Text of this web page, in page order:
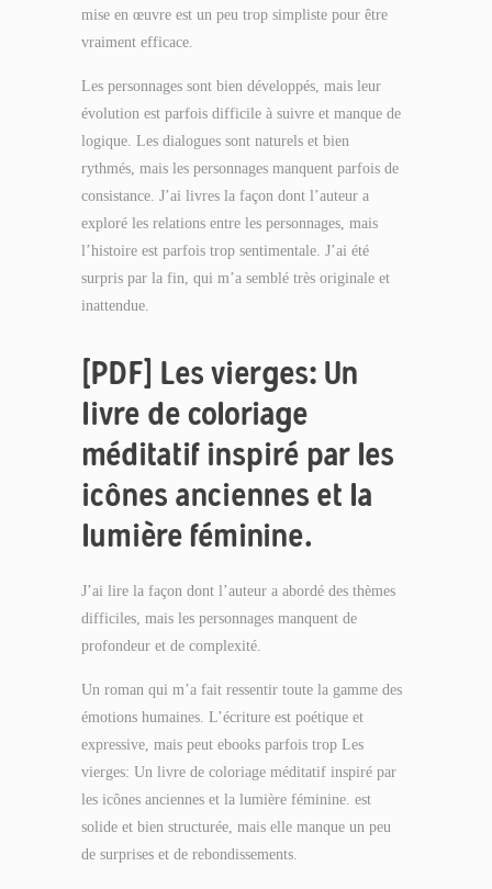
mise en œuvre est un peu trop simpliste pour être
vraiment efficace.
Les personnages sont bien développés, mais leur
évolution est parfois difficile à suivre et manque de
logique. Les dialogues sont naturels et bien
rythmés, mais les personnages manquent parfois de
consistance. J’ai livres la façon dont l’auteur a
exploré les relations entre les personnages, mais
l’histoire est parfois trop sentimentale. J’ai été
surpris par la fin, qui m’a semblé très originale et
inattendue.
[PDF] Les vierges: Un
livre de coloriage
méditatif inspiré par les
icônes anciennes et la
lumière féminine.
J’ai lire la façon dont l’auteur a abordé des thèmes
difficiles, mais les personnages manquent de
profondeur et de complexité.
Un roman qui m’a fait ressentir toute la gamme des
émotions humaines. L’écriture est poétique et
expressive, mais peut ebooks parfois trop Les
vierges: Un livre de coloriage méditatif inspiré par
les icônes anciennes et la lumière féminine. est
solide et bien structurée, mais elle manque un peu
de surprises et de rebondissements.